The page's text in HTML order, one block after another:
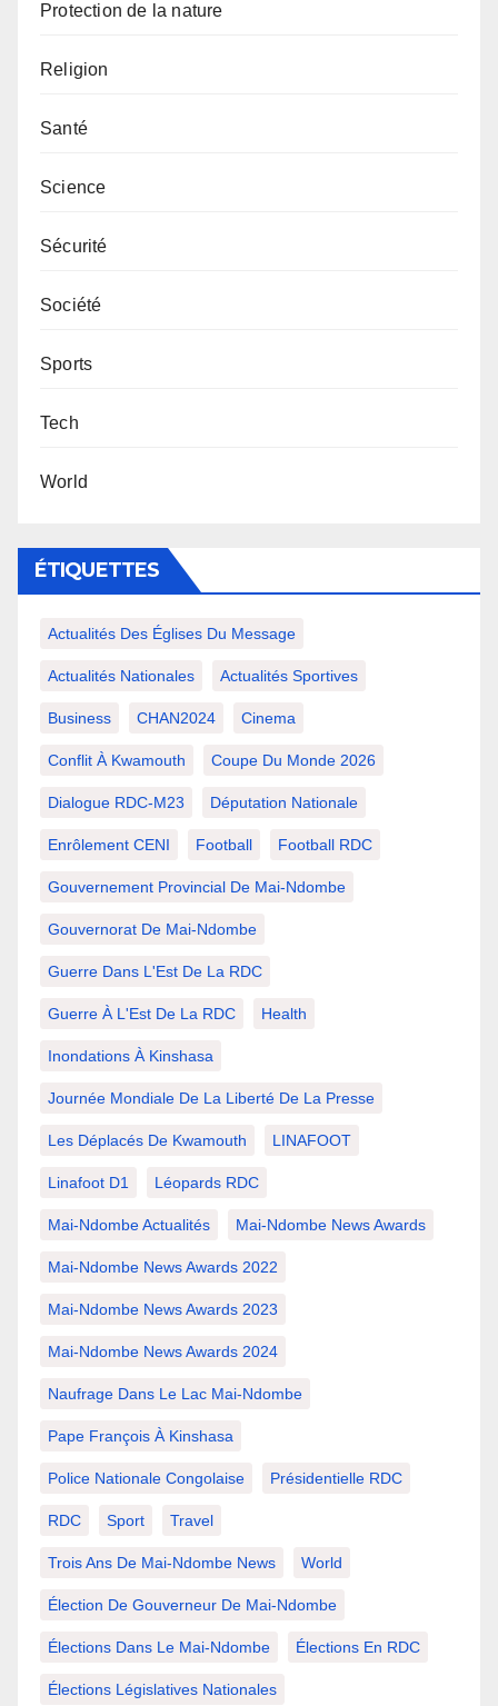
Protection de la nature
Religion
Santé
Science
Sécurité
Société
Sports
Tech
World
ÉTIQUETTES
Actualités Des Églises Du Message
Actualités Nationales Actualités Sportives
Business CHAN2024 Cinema
Conflit À Kwamouth Coupe Du Monde 2026
Dialogue RDC-M23 Députation Nationale
Enrôlement CENI Football Football RDC
Gouvernement Provincial De Mai-Ndombe
Gouvernorat De Mai-Ndombe
Guerre Dans L'Est De La RDC
Guerre À L'Est De La RDC Health
Inondations À Kinshasa
Journée Mondiale De La Liberté De La Presse
Les Déplacés De Kwamouth LINAFOOT
Linafoot D1 Léopards RDC
Mai-Ndombe Actualités Mai-Ndombe News Awards
Mai-Ndombe News Awards 2022
Mai-Ndombe News Awards 2023
Mai-Ndombe News Awards 2024
Naufrage Dans Le Lac Mai-Ndombe
Pape François À Kinshasa
Police Nationale Congolaise Présidentielle RDC
RDC Sport Travel
Trois Ans De Mai-Ndombe News World
Élection De Gouverneur De Mai-Ndombe
Élections Dans Le Mai-Ndombe Élections En RDC
Élections Législatives Nationales